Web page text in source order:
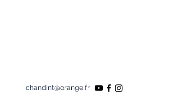
chandint@orange.fr